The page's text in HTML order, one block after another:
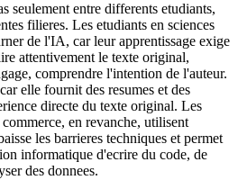
seulement entre differents etudiants,
filieres. Les etudiants en sciences
de l'IA, car leur apprentissage exige
attentivement le texte original,
comprendre l'intention de l'auteur.
elle fournit des resumes et des
directe du texte original. Les
en revanche, utilisent
les barrieres techniques et permet
informatique d'ecrire du code, de
des donnees.